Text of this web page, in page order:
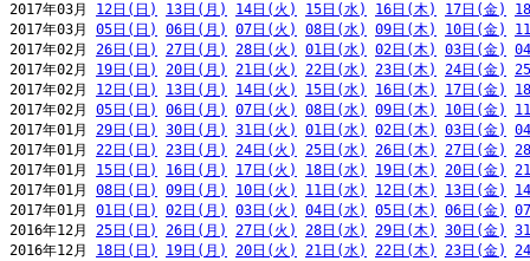
2017年03月 12日(日) 13日(月) 14日(火) 15日(水) 16日(木) 17日(金)
2017年03月 05日(日) 06日(月) 07日(火) 08日(水) 09日(木) 10日(金)
2017年02月 26日(日) 27日(月) 28日(火) 01日(水) 02日(木) 03日(金)
2017年02月 19日(日) 20日(月) 21日(火) 22日(水) 23日(木) 24日(金)
2017年02月 12日(日) 13日(月) 14日(火) 15日(水) 16日(木) 17日(金)
2017年02月 05日(日) 06日(月) 07日(火) 08日(水) 09日(木) 10日(金)
2017年01月 29日(日) 30日(月) 31日(火) 01日(水) 02日(木) 03日(金)
2017年01月 22日(日) 23日(月) 24日(火) 25日(水) 26日(木) 27日(金)
2017年01月 15日(日) 16日(月) 17日(火) 18日(水) 19日(木) 20日(金)
2017年01月 08日(日) 09日(月) 10日(火) 11日(水) 12日(木) 13日(金)
2017年01月 01日(日) 02日(月) 03日(火) 04日(水) 05日(木) 06日(金)
2016年12月 25日(日) 26日(月) 27日(火) 28日(水) 29日(木) 30日(金)
2016年12月 18日(日) 19日(月) 20日(火) 21日(水) 22日(木) 23日(金)